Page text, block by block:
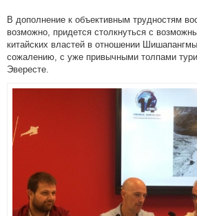
В дополнение к объективным трудностям
возможно, придется столкнуться с
китайских властей в отношении
сожалению, с уже привычными толпами
Эвересте.